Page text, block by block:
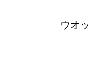
ウオ